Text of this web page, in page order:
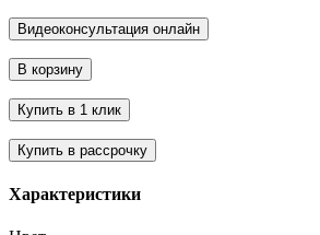
Характеристики